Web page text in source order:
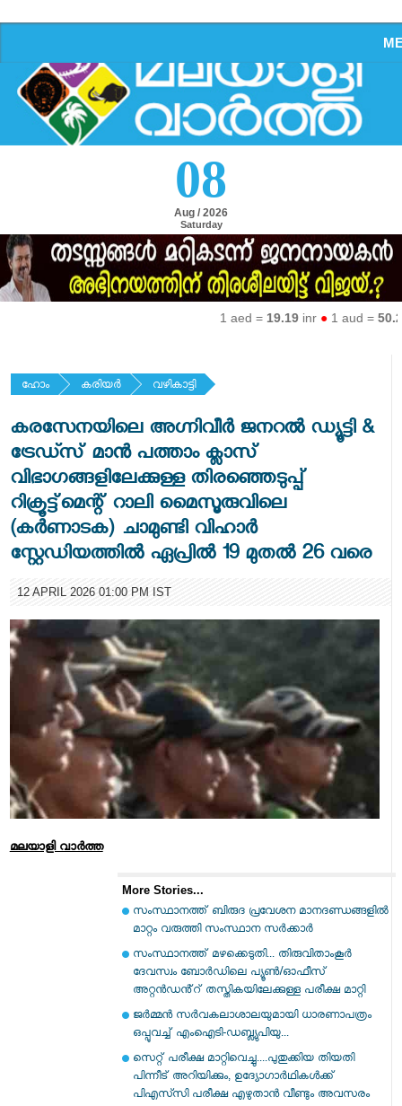
08
Aug / 2026
Saturday
1 aed =19.19inr ●1 aud =50.27
ഹോം കരിയര്‍ വഴികാട്ടി
കരസേനയിലെ അഗ്നിവീർ ജനറൽ ഡ്യൂട്ടി &
ട്രേഡ്സ് മാൻ പത്താം ക്ലാസ്
വിഭാഗങ്ങളിലേക്കുള്ള തിരഞ്ഞെടുപ്പ്
റിക്രൂട്ട്മെന്റ് റാലി മൈസൂരുവിലെ
(കർണാടക) ചാമുണ്ടി വിഹാർ
സ്റ്റേഡിയത്തിൽ ഏപ്രിൽ 19 മുതൽ 26 വരെ
12 APRIL 2026 01:00 PM IST
മലയാളി വാര്‍ത്ത
More Stories...
സംസ്ഥാനത്ത് ബിരുദ പ്രവേശന മാനദണ്ഡങ്ങളിൽ
മാറ്റം വരുത്തി സംസ്ഥാന സർക്കാർ
സംസ്ഥാനത്ത് മഴക്കെടുതി... തിരുവിതാംകൂർ
ദേവസ്വം ബോർഡിലെ പ്യൂൺ/ഓഫീസ്
അറ്റൻഡൻ്റ് തസ്തികയിലേക്കുള്ള പരീക്ഷ മാറ്റി
ജർമ്മൻ സർവകലാശാലയുമായി ധാരണാപത്രം
ഒപ്പുവച്ച് എംഐടി-ഡബ്ല്യുപിയു...
സെറ്റ് പരീക്ഷ മാറ്റിവെച്ചു....പുതുക്കിയ തിയതി
പിന്നീട് അറിയിക്കും, ഉദ്യോഗാർഥികൾക്ക്
പിഎസ്‍സി പരീക്ഷ എഴുതാൻ വീണ്ടും അവസരം